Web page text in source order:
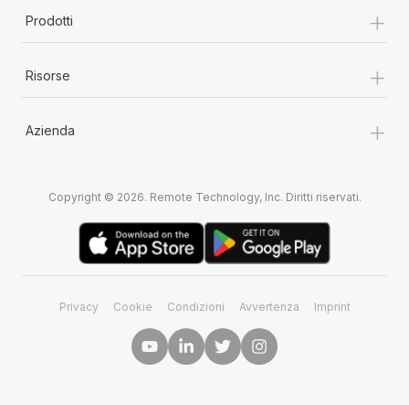
Prodotti +
Risorse +
Azienda +
Copyright © 2026. Remote Technology, Inc. Diritti riservati.
Privacy Cookie Condizioni Avvertenza Imprint